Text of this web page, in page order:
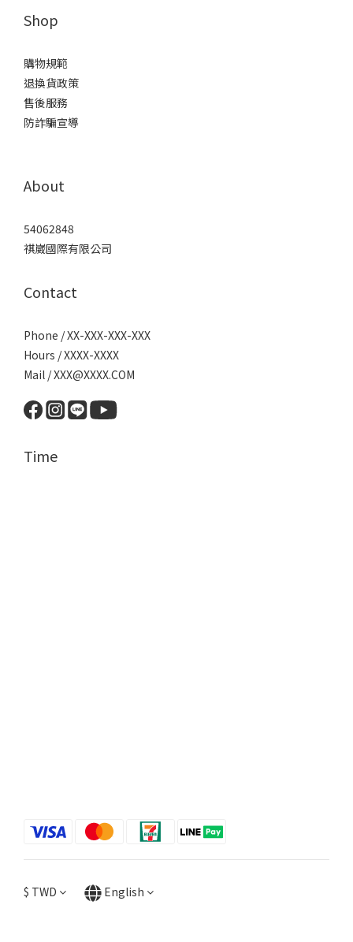
Shop
購物規範
退換貨政策
售後服務
防詐騙宣導
About
54062848
祺崴國際有限公司
Contact
Phone / XX-XXX-XXX-XXX
Hours / XXXX-XXXX
Mail / XXX@XXXX.COM
Time
$ TWD English